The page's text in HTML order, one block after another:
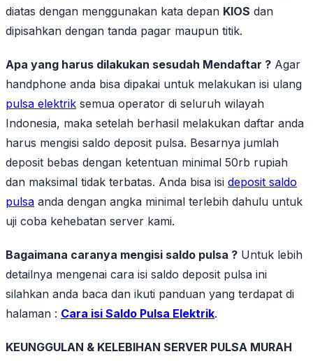
diatas dengan menggunakan kata depan KIOS dan
dipisahkan dengan tanda pagar maupun titik.
Apa yang harus dilakukan sesudah Mendaftar ? Agar
handphone anda bisa dipakai untuk melakukan isi ulang
pulsa elektrik semua operator di seluruh wilayah
Indonesia, maka setelah berhasil melakukan daftar anda
harus mengisi saldo deposit pulsa. Besarnya jumlah
deposit bebas dengan ketentuan minimal 50rb rupiah
dan maksimal tidak terbatas. Anda bisa isi deposit saldo
pulsa anda dengan angka minimal terlebih dahulu untuk
uji coba kehebatan server kami.
Bagaimana caranya mengisi saldo pulsa ? Untuk lebih
detailnya mengenai cara isi saldo deposit pulsa ini
silahkan anda baca dan ikuti panduan yang terdapat di
halaman : Cara isi Saldo Pulsa Elektrik.
KEUNGGULAN & KELEBIHAN SERVER PULSA MURAH